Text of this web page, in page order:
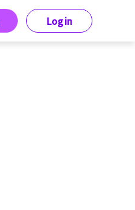
Log in